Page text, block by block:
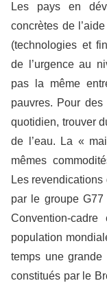
Les pays en
concrètes de
(technologies et
de l’urgence au
pas la même
pauvres. Pour des
quotidien, trouver
de l’eau. La «
mêmes
Les
par le groupe
Convention-
population
temps une grande
constitués par le